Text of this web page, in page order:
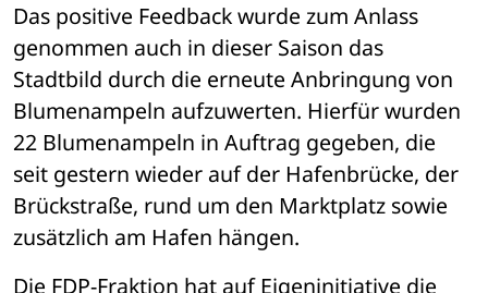
Das positive Feedback wurde zum Anlass
genommen auch in dieser Saison das
Stadtbild durch die erneute Anbringung von
Blumenampeln aufzuwerten. Hierfür wurden
22 Blumenampeln in Auftrag gegeben, die
seit gestern wieder auf der Hafenbrücke, der
Brückstraße, rund um den Marktplatz sowie
zusätzlich am Hafen hängen.
Die FDP-Fraktion hat auf Eigeninitiative die